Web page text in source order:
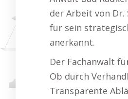
der Arbeit von
für sein
anerkannt.
Der Fachanwalt
Ob durch
Transparente